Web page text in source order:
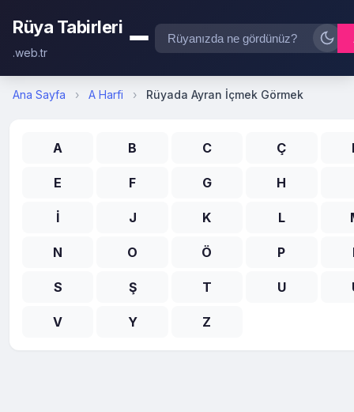
Rüya Tabirleri
.web.tr
Ana Sayfa › A Harfi › Rüyada Ayran İçmek Görmek
A B C Ç
E F G H
İ J K L
N O Ö P
S Ş T U
V Y Z